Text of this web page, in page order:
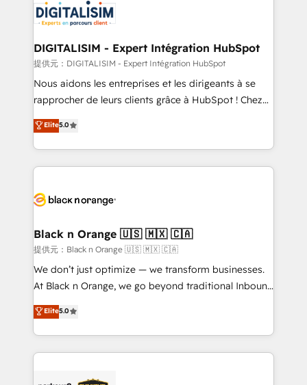
team of 25+ experts Contact us today to help you
get more from your investment in HubSpot.
Implementation partner, we provide expertise to
drive your business forward. Since 2015 we are fully
dedicated to HubSpot and with an experienced
team (50+), we work with reputable companies in
B2B sectors such as manufacturing, SaaS and
business services. We prepare a customized
impact of your digital transformation, including a
detailed financial rationale with a focus on ROI and
embark on a transformational journey that sets your
business up for long-term success. Unlock your
business. If not now, when?
DIGITALISIM - Expert Intégration HubSpot
提供元：DIGITALISIM - Expert Intégration HubSpot
Nous aidons les entreprises et les dirigeants à se
rapprocher de leurs clients grâce à HubSpot ! Chez
DIGITALISIM, nous avons l'intime conviction que la
réussite des entreprises passe par l’innovation web,
le marketing digital, et la relation client ! C'est
pourquoi, nos experts sont à la fois capables de
référencement, votre stratégie digitale et le pilotage
projet HubSpot avec DIGITALISIM : 🧽 Nettoyage,
migration et intégration des bases de données. 🚀
Développement des interfaces avec vos logiciels
métiers ⚙️ Configuration de la plateforme HubSpot
Book Process & Guidelines utilisateurs 🎓
Formations des utilisateurs
Elite5.0
Black n Orange 🇺🇸 🇲🇽 🇨🇦
提供元：Black n Orange 🇺🇸 🇲🇽 🇨🇦
We don’t just optimize — we transform businesses.
At Black n Orange, we go beyond traditional Inbound
Marketing with our exclusive methodologies:
BOOMS and BOOST. Together, they form a powerful
combination that has driven success for over 800
businesses worldwide. As Elite HubSpot Partners, we
Elite5.0